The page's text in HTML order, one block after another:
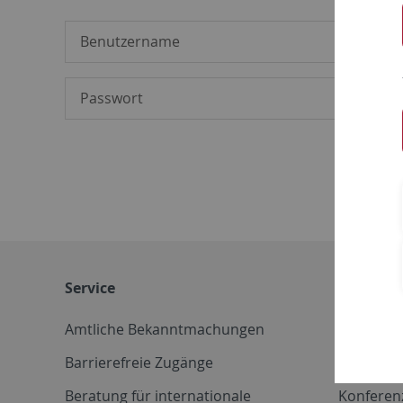
Service
Amtliche Bekanntmachungen
Barrierefreie Zugänge
Beratung für internationale